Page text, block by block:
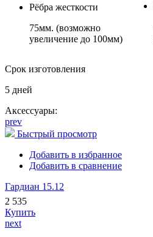
Рёбра жесткости
75мм. (возможно
увеличение до 100мм)
Срок изготовления
5 дней
Аксессуары:
prev
Быстрый просмотр
Добавить в избранное
Добавить в сравнение
Гардиан 15.12
2 535
Купить
next